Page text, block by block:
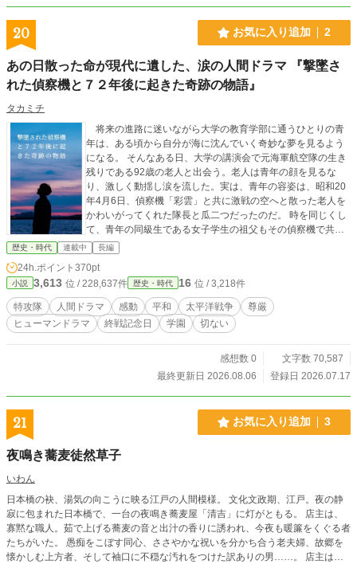
20 お気に入り追加 2
あの日散った命が現代に遺した、涙の人間ドラマ 『撃墜さ
れた偵察機と７２年後に起きた奇跡の物語』
タカミチ
将来の進路に迷いながら大学の教育学部に通うひとりの青
年は、ある頃から自分が海に沈んでいく奇妙な夢を見るよう
になる。 そんなある日、大学の講演会で元海軍航空隊の生き
残りである92歳の老人と出会う。老人は青年の顔を見るな
り、激しく動揺し涙を流した。実は、青年の容姿は、昭和20
年4月6日、偵察機「彩雲」と共に激戦の空へと散った老人を
かわいがってくれた隊長と瓜二つだったのだ。 時を同じくし
て、青年の同級生である女子学生の祖父もその偵察機で共に
戦死した搭乗員であることも判明する。 72年の時を経て、か
つての搭乗員たちの魂と血脈が現代のキャンパスで交錯す
る。なぜ自分に前世の記憶があるのか？ なぜ彼らは出会った
のか？ 軍の公式記録に隠された「特攻」の真実と、生き残っ
た者が抱え続けた贖罪の念、そして時を超えて果たされる魂
の和解を描く、奇跡のヒューマンドラマです。
歴史・時代 連載中 長編
24h.ポイント 370pt
小説 3,613 位 / 228,637件 歴史・時代 16 位 / 3,218件
特攻隊 人間ドラマ 感動 平和 太平洋戦争
尊厳
ヒューマンドラマ
終戦記念日 学園 切ない
感想数 0
文字数 70,587
最終更新日 2026.08.06
登録日 2026.07.17
21 お気に入り追加 3
夜鳴き蕎麦徒然草子
いわん
日本橋の袂、湯気の向こうに映る江戸の人間模様。 文化文政期、江戸。夜の静
寂に包まれた日本橋で、一台の夜鳴き蕎麦屋「清吉」に灯がともる。 店主は、
寡黙な職人。茹で上げる蕎麦の音と出汁の香りに誘われ、今夜も暖簾をくぐる者
たちがいた。 愚痴をこぼす同心、ささやかな祝いを分かち合う老夫婦、故郷を
懐かしむ上方者、そして袖口に不穏な汚れをつけた訳ありの男……。 店主は何